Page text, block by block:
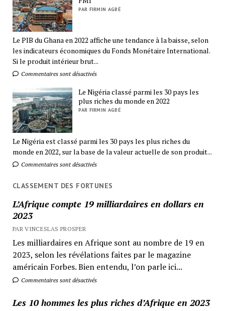
PAR FIRMIN AGBÉ
Le PIB du Ghana en 2022 affiche une tendance à la baisse, selon
les indicateurs économiques du Fonds Monétaire International.
Si le produit intérieur brut...
Commentaires sont désactivés
Le Nigéria classé parmi les 30 pays les
plus riches du monde en 2022
PAR FIRMIN AGBÉ
Le Nigéria est classé parmi les 30 pays les plus riches du
monde en 2022, sur la base de la valeur actuelle de son produit...
Commentaires sont désactivés
CLASSEMENT DES FORTUNES
L’Afrique compte 19 milliardaires en dollars en
2023
PAR VINCESLAS PROSPER
Les milliardaires en Afrique sont au nombre de 19 en
2023, selon les révélations faites par le magazine
américain Forbes. Bien entendu, l’on parle ici...
Commentaires sont désactivés
Les 10 hommes les plus riches d’Afrique en 2023